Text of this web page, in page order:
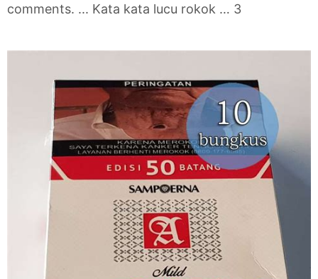
comments. ... Kata kata lucu rokok … 3